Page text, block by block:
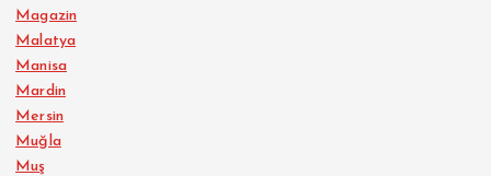
Magazin
Malatya
Manisa
Mardin
Mersin
Muğla
Muş